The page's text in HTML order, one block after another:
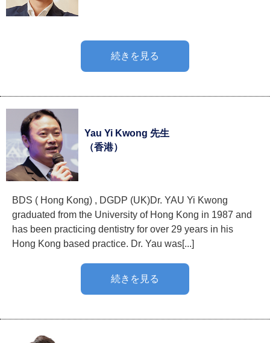
続きを見る
Yau Yi Kwong 先生
（香港）
BDS ( Hong Kong) , DGDP (UK) ​Dr. YAU Yi Kwong
graduated from the University of Hong Kong in 1987 and
has been practicing dentistry for over 29 years in his
Hong Kong based practice. Dr. Yau was[...]
続きを見る